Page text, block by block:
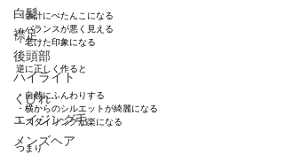
白髪
襟足
後頭部
ハイライト
くびれ
エイジング毛
メンズヘア
・余計にぺたんこになる
・バランスが悪く見える
・老けた印象になる
逆に正しく作ると
・自然にふんわりする
・横からのシルエットが綺麗になる
・スタイリングが楽になる
つまり